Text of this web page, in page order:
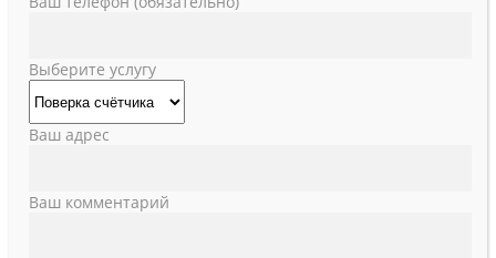
Выберите услугу
Ваш адрес
Ваш комментарий